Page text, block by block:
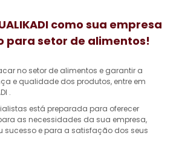
como sua empresa
para setor de alimentos!
no setor de alimentos e garantir a
e qualidade dos produtos, entre em
.
está preparada para oferecer
as necessidades da sua empresa,
sucesso e para a satisfação dos seus